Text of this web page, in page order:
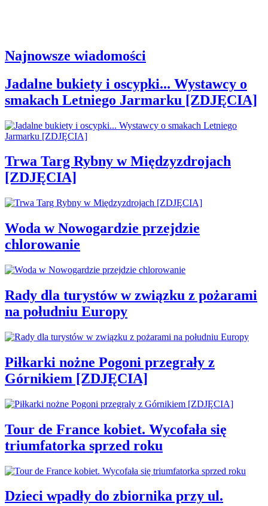
Najnowsze wiadomości
Jadalne bukiety i oscypki... Wystawcy o
smakach Letniego Jarmarku [ZDJĘCIA]
Trwa Targ Rybny w Międzyzdrojach
[ZDJĘCIA]
Woda w Nowogardzie przejdzie
chlorowanie
Rady dla turystów w związku z pożarami
na południu Europy
Piłkarki nożne Pogoni przegrały z
Górnikiem [ZDJĘCIA]
Tour de France kobiet. Wycofała się
triumfatorka sprzed roku
Dzieci wpadły do zbiornika przy ul.